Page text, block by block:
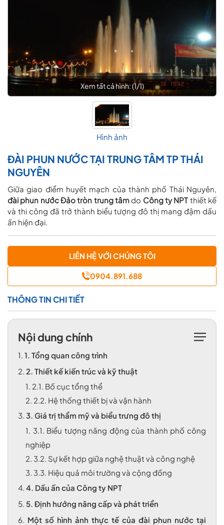
Xem tất cả hình: (1/1)
Hình ảnh
ĐÀI PHUN NƯỚC TẠI TRUNG TÂM TP THÁI
NGUYÊN
Giữa giao điểm huyết mạch của thành phố Thái Nguyên,
đài phun nước Đảo tròn trung tâmdo Công ty NPTthiết kế
và thi công đã trở thành biểu tượng đô thị mang đậm dấu
ấn hiện đại.
LIÊN HỆ VỚI CHÚNG TÔI
0904.891.688
THÔNG TIN CHI TIẾT
Nội dung chính
1. 1. Tổng quan công trình
2. 2. Thiết kế kiến trúc và kỹ thuật
1. 2.1. Bố cục tổng thể
2. 2.2. Hệ thống thiết bị và vận hành
3. 3. Giá trị thẩm mỹ và biểu trưng đô thị
1. 3.1. Biểu tượng năng động của thành phố công
nghiệp
2. 3.2. Sự kết hợp giữa nghệ thuật và công nghệ
3. 3.3. Hiệu quả môi trường và cộng đồng
4. 4. Dấu ấn của Công ty NPT
5. 5. Định hướng nâng cấp và phát triển
6. Một số hình ảnh thực tế của đài phun nước tại